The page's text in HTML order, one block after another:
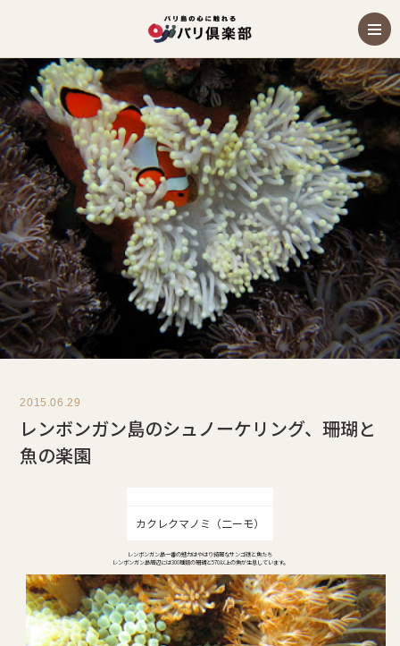
2015.06.29
レンボンガン島のシュノーケリング、珊瑚と
魚の楽園
カクレクマノミ（二ーモ）
レンボンガン島一番の魅力はやはり綺麗なサンゴ礁と魚たち
レンボンガン島周辺には300種類の珊瑚と570以上の魚が生息しています。